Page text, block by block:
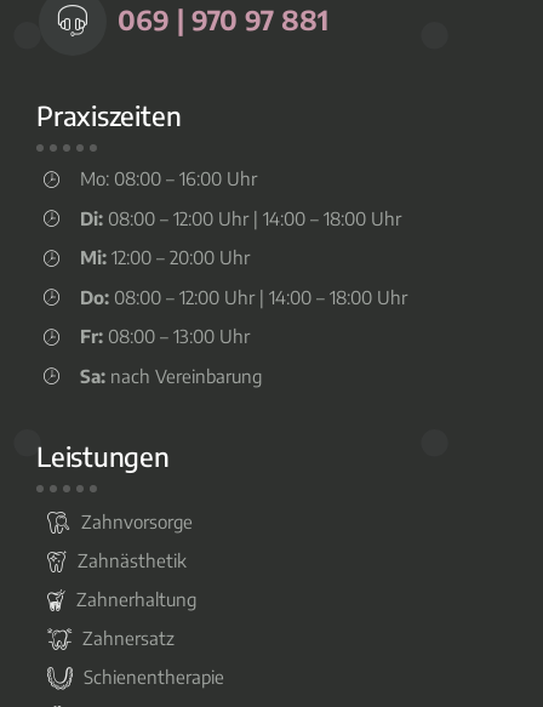
069 | 970 97 881
Praxiszeiten
Mo: 08:00 – 16:00 Uhr
Di:08:00 – 12:00 Uhr | 14:00 – 18:00 Uhr
Mi:12:00 – 20:00 Uhr
Do:08:00 – 12:00 Uhr | 14:00 – 18:00 Uhr
Fr:08:00 – 13:00 Uhr
Sa:nach Vereinbarung
Leistungen
Zahnvorsorge
Zahnästhetik
Zahnerhaltung
Zahnersatz
Schienentherapie